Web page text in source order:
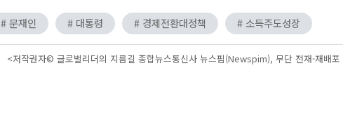
# 문재인 # 대통령 # 경제전환대정책 # 소득주도성장
<저작권자© 글로벌리더의 지름길 종합뉴스통신사 뉴스핌(Newspim), 무단 전재-재배포